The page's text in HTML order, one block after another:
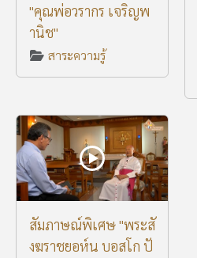
"คุณพ่อวรากร เจริญพ
านิช"
สาระความรู้
สัมภาษณ์พิเศษ "พระสั
งฆราชยอห์น บอสโก ปั